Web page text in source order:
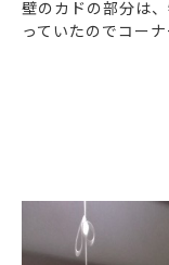
壁のカドの部分は
っていたのでコー